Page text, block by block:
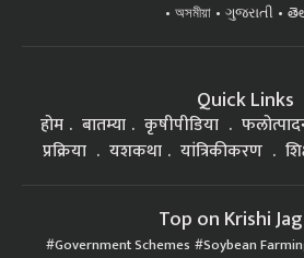
অসমীয়া
ગુજરાતી
Quick Links
होम बातम्या कृषीपीडिया
प्रक्रिया
यशकथा यांत्रिकीकरण
Top on Krishi
Government Schemes Soybean